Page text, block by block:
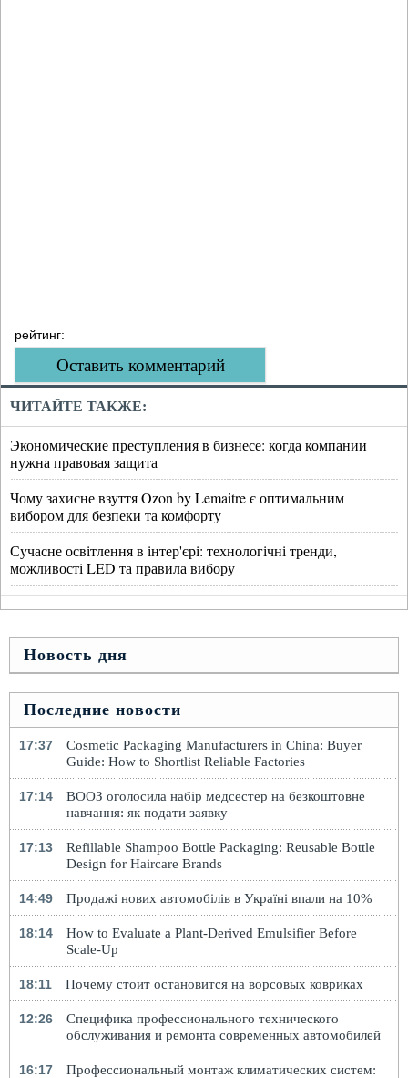
рейтинг:
Оставить комментарий
ЧИТАЙТЕ ТАКЖЕ:
Экономические преступления в бизнесе: когда компании
нужна правовая защита
Чому захисне взуття Ozon by Lemaitre є оптимальним
вибором для безпеки та комфорту
Сучасне освітлення в інтер'єрі: технологічні тренди,
можливості LED та правила вибору
Новость дня
Последние новости
17:37
Cosmetic Packaging Manufacturers in China: Buyer
Guide: How to Shortlist Reliable Factories
17:14
ВООЗ оголосила набір медсестер на безкоштовне
навчання: як подати заявку
17:13
Refillable Shampoo Bottle Packaging: Reusable Bottle
Design for Haircare Brands
14:49 Продажі нових автомобілів в Україні впали на 10%
18:14
How to Evaluate a Plant-Derived Emulsifier Before
Scale-Up
18:11 Почему стоит остановится на ворсовых ковриках
12:26
Специфика профессионального технического
обслуживания и ремонта современных автомобилей
16:17
Профессиональный монтаж климатических систем: